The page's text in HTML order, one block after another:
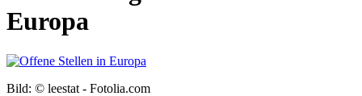
Europa
Bild: © leestat - Fotolia.com